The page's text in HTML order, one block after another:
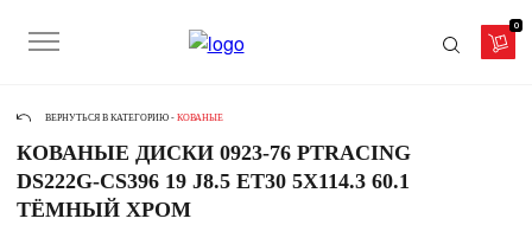
0
ВЕРНУТЬСЯ В КАТЕГОРИЮ - КОВАНЫЕ
КОВАНЫЕ ДИСКИ 0923-76 PTRACING
DS222G-CS396 19 J8.5 ET30 5X114.3 60.1
ТЁМНЫЙ ХРОМ